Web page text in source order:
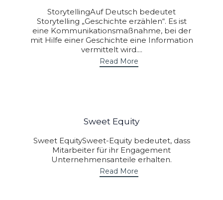
StorytellingAuf Deutsch bedeutet
Storytelling „Geschichte erzählen“. Es ist
eine Kommunikationsmaßnahme, bei der
mit Hilfe einer Geschichte eine Information
vermittelt wird....
Read More
Sweet Equity
Sweet EquitySweet-Equity bedeutet, dass
Mitarbeiter für ihr Engagement
Unternehmensanteile erhalten.
Read More